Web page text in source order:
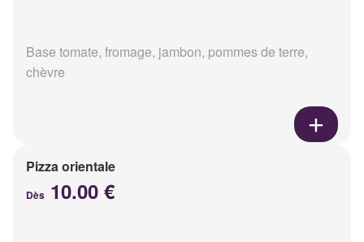
Base tomate, fromage, jambon, pommes de terre,
chèvre
Pizza orientale
Dès 10.00 €